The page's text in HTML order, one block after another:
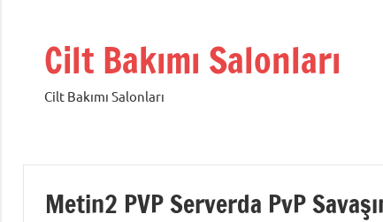
Cilt Bakımı Salonları
Cilt Bakımı Salonları
Metin2 PVP Serverda PvP